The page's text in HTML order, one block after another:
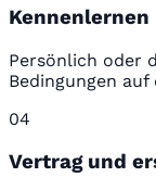
Kennenlernen
Persönlich oder
Bedingungen auf
04
Vertrag und